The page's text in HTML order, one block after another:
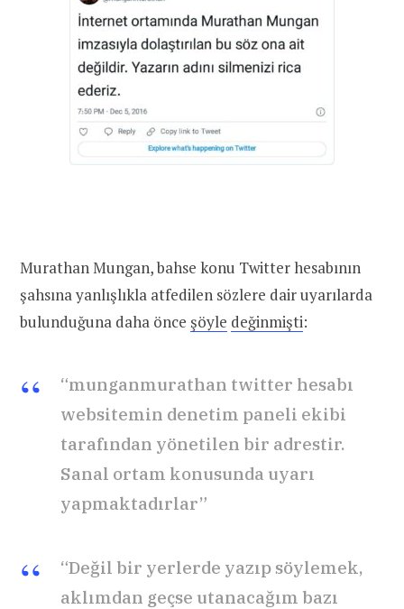
Murathan Mungan, bahse konu Twitter hesabının
şahsına yanlışlıkla atfedilen sözlere dair uyarılarda
bulunduğuna daha önce şöyle değinmişti:
“munganmurathan twitter hesabı
websitemin denetim paneli ekibi
tarafından yönetilen bir adrestir.
Sanal ortam konusunda uyarı
yapmaktadırlar”
“Değil bir yerlerde yazıp söylemek,
aklımdan geçse utanacağım bazı